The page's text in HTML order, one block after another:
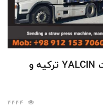
خرید دستگاه پرس کاه ساخت YALCIN ترکیه و